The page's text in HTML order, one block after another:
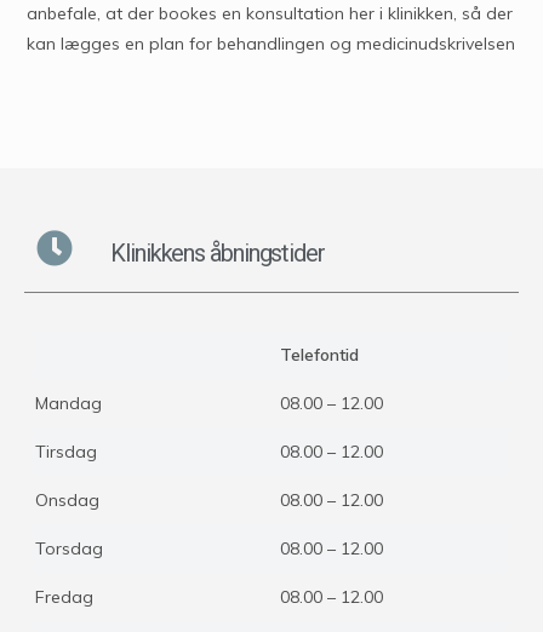
anbefale, at der bookes en konsultation her i klinikken, så der
kan lægges en plan for behandlingen og medicinudskrivelsen
Klinikkens åbningstider
Telefontid
Mandag 08.00 – 12.00
Tirsdag 08.00 – 12.00
Onsdag 08.00 – 12.00
Torsdag 08.00 – 12.00
Fredag 08.00 – 12.00